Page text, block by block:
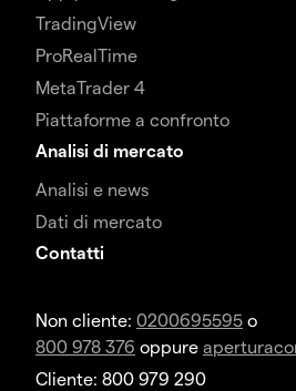
TradingView
ProRealTime
MetaTrader 4
Piattaforme a confronto
Analisi di mercato
Analisi e news
Dati di mercato
Contatti
Non cliente: 0200695595 o
800 978 376 oppure
Cliente: 800 979 290